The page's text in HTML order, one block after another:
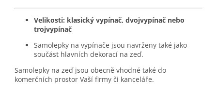
Velikosti: klasický vypínač, dvojvypínač nebo
trojvypínač
Samolepky na vypínače jsou navrženy také jako
součást hlavních dekorací na zeď.
Samolepky na zeď jsou obecně vhodné také do
komerčních prostor Vaší firmy či kanceláře.